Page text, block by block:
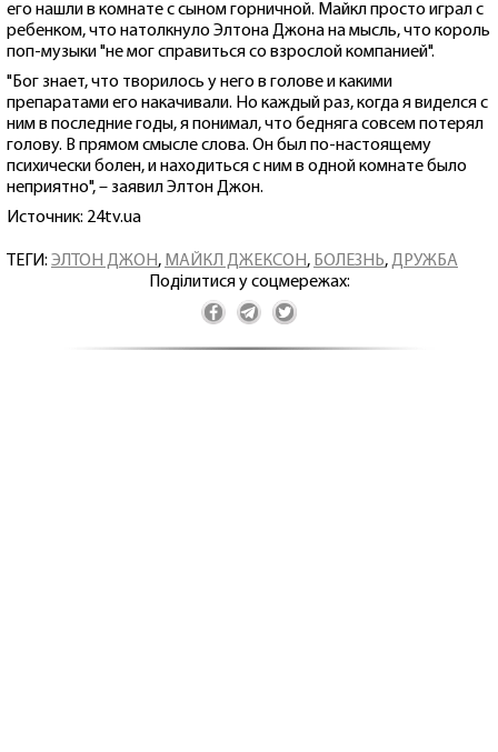
его нашли в комнате с сыном горничной. Майкл просто играл с
ребенком, что натолкнуло Элтона Джона на мысль, что король
поп-музыки "не мог справиться со взрослой компанией".
"Бог знает, что творилось у него в голове и какими
препаратами его накачивали. Но каждый раз, когда я виделся с
ним в последние годы, я понимал, что бедняга совсем потерял
голову. В прямом смысле слова. Он был по-настоящему
психически болен, и находиться с ним в одной комнате было
неприятно", – заявил Элтон Джон.
Источник: 24tv.ua
ТЕГИ: ЭЛТОН ДЖОН, МАЙКЛ ДЖЕКСОН, БОЛЕЗНЬ,ДРУЖБА
Поділитися у соцмережах: